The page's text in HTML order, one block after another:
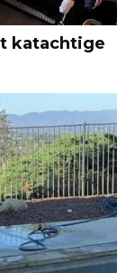
katachtige